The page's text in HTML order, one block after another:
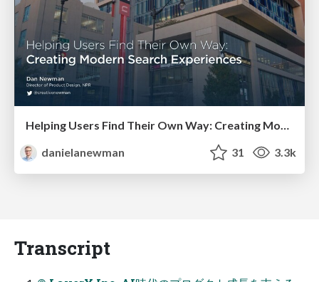
Helping Users Find Their Own Way: Creating Modern Search Experiences
danielanewman
31 3.3k
Transcript